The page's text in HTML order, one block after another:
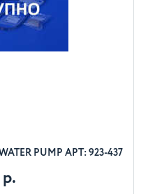
PUMP АРТ: 923-437